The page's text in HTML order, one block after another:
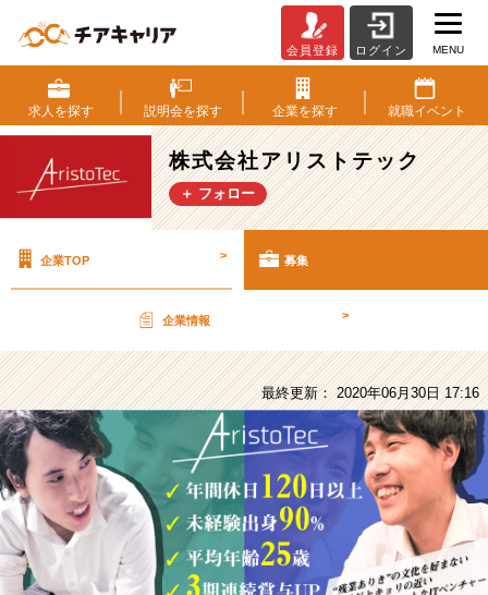
式
会
社
ア
リ
ス
ク
の
用/
未
経
験
で
も
大
丈
会員登録 ログイン MENU
求人を探す 説明会を探す 企業を探す 就職イベント
株式会社アリストテック
＋ フォロー
企業TOP > 募集
企業情報 >
最終更新： 2020年06月30日 17:16